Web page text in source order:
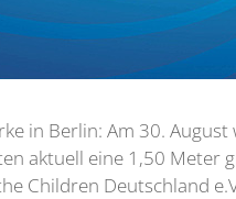
in Berlin: Am 30.
aktuell eine 1,50 Meter
Children Deutschland